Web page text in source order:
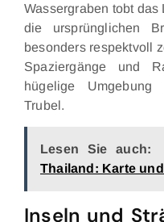
Wassergraben tobt das
die ursprünglichen
besonders respektvoll
Spaziergänge und
hügelige Umgebung
Trubel.
Lesen Sie auch:
Thailand: Karte
Inseln und